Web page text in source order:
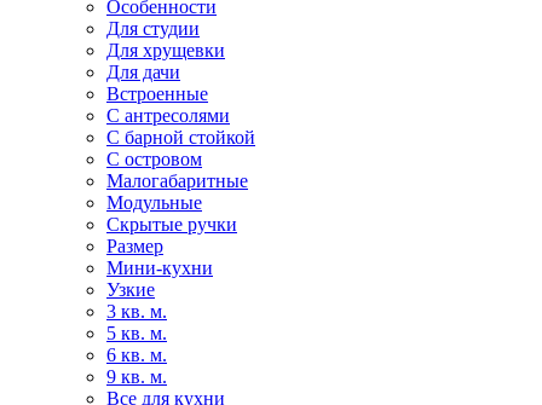
Особенности
Для студии
Для хрущевки
Для дачи
Встроенные
С антресолями
С барной стойкой
С островом
Малогабаритные
Модульные
Скрытые ручки
Размер
Мини-кухни
Узкие
3 кв. м.
5 кв. м.
6 кв. м.
9 кв. м.
Все для кухни